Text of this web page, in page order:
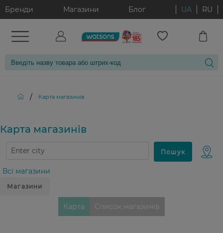
Бренди Магазини Блог UA RU
/ Карта магазинiв
Карта магазинiв
Всі магазини